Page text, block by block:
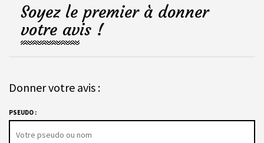
Soyez le premier à donner
votre avis !
Donner votre avis :
PSEUDO :